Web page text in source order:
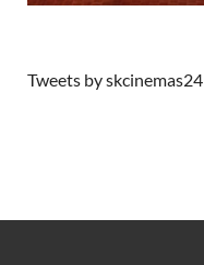
Tweets by skcinemas24